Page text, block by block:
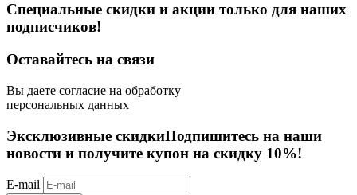
Специальные скидки и акции только для наших
подписчиков!
Оставайтесь на связи
Вы даете согласие на обработку
персональных данных
Эксклюзивные скидкиПодпишитесь на наши
новости и получите купон на скидку 10%!
E-mail